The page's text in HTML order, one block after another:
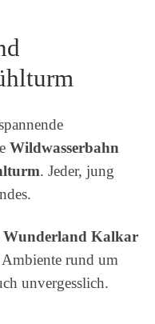
Wildwasserbahn
. Jeder, jung
Wunderland Kalkar
Ambiente rund um
unvergesslich.